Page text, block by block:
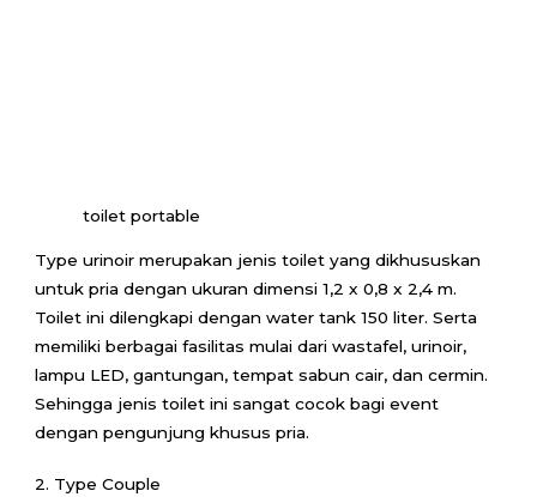
toilet portable
Type urinoir merupakan jenis toilet yang dikhususkan
untuk pria dengan ukuran dimensi 1,2 x 0,8 x 2,4 m.
Toilet ini dilengkapi dengan water tank 150 liter. Serta
memiliki berbagai fasilitas mulai dari wastafel, urinoir,
lampu LED, gantungan, tempat sabun cair, dan cermin.
Sehingga jenis toilet ini sangat cocok bagi event
dengan pengunjung khusus pria.
2. Type Couple